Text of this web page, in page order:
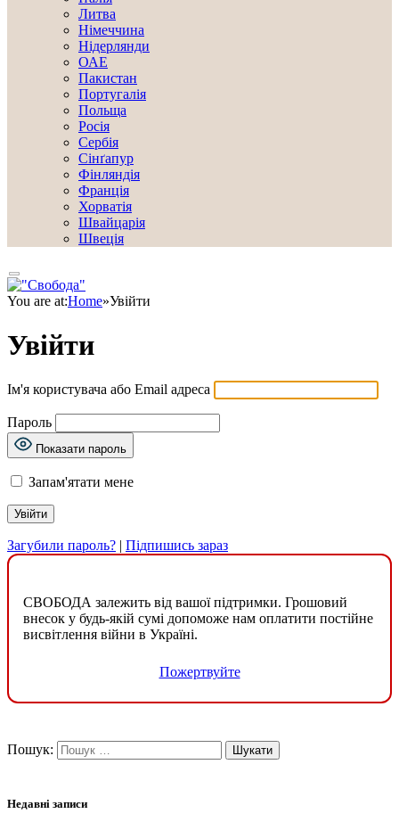
Литва
Німеччина
Нідерлянди
ОАЕ
Пакистан
Португалія
Польща
Росія
Сербія
Сінґапур
Фінляндія
Франція
Хорватія
Швайцарія
Швеція
You are at:Home»Увійти
Увійти
Ім'я користувача або Email адреса
Пароль
Показати пароль
Запам'ятати мене
Загубили пароль? | Підпишись зараз
СВОБОДА залежить від вашої підтримки. Грошовий
внесок у будь-якій сумі допоможе нам оплатити постійне
висвітлення війни в Україні.
Пожертвуйте
Пошук:
Недавні записи